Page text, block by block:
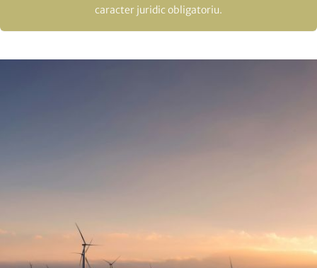
caracter juridic obligatoriu.